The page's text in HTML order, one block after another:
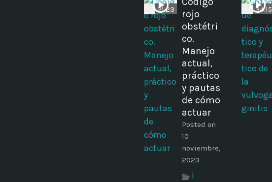
21:23
rojo
obstétri
co.
Manejo
actual,
práctico
y pautas
de cómo
actuar
Posted on
10
noviembre,
2023
I
34:15